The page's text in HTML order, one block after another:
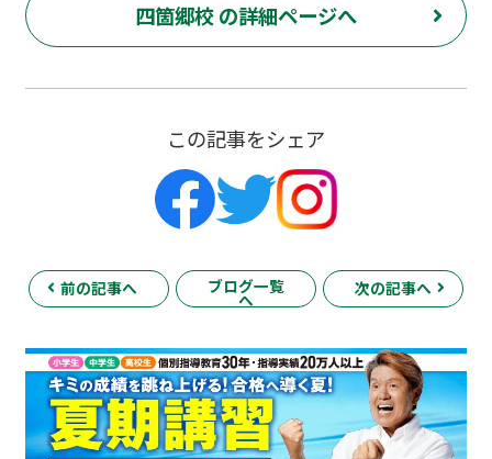
四箇郷校 の詳細ページへ
この記事をシェア
前の記事へ ブログ一覧
へ
次の記事へ